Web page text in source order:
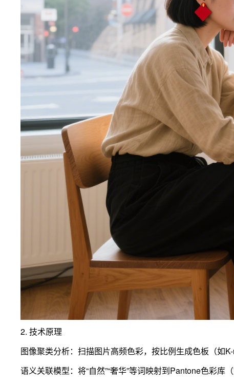
2. 技术原理
图像聚类分析：扫描图片高频色彩，按比例生成色板（如K-
语义关联模型：将“自然”“奢华”等词映射到Pantone色彩库